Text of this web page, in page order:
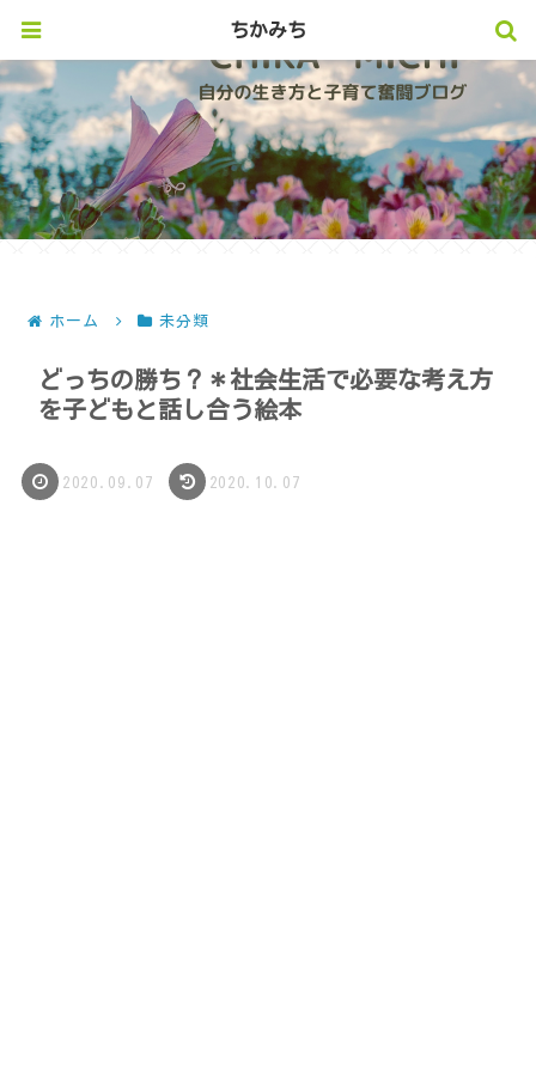
ホーム 未分類
どっちの勝ち？＊社会生活で必要な考え方
を子どもと話し合う絵本
2020.09.07 2020.10.07
ちかみち